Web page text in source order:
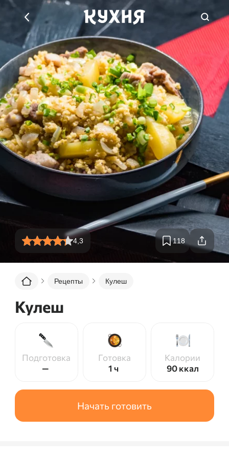
4,3 118
Рецепты Кулеш
Кулеш
Подготовка
—
Готовка
1 ч
Калории
90 ккал
Начать готовить